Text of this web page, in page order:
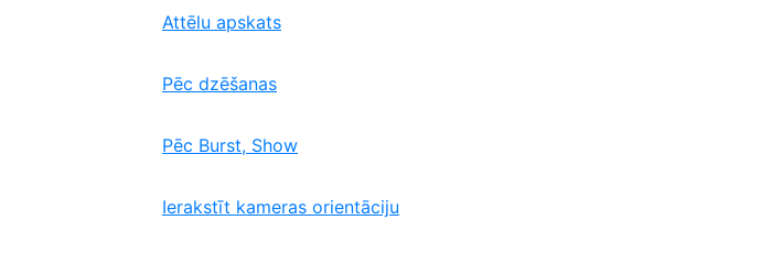
Attēlu apskats
Pēc dzēšanas
Pēc Burst, Show
Ierakstīt kameras orientāciju